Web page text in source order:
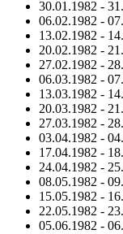
30.01.1982 -
06.02.1982 -
13.02.1982 -
20.02.1982 -
27.02.1982 -
06.03.1982 -
13.03.1982 -
20.03.1982 -
27.03.1982 -
03.04.1982 -
17.04.1982 -
24.04.1982 -
08.05.1982 -
15.05.1982 -
22.05.1982 -
05.06.1982 -